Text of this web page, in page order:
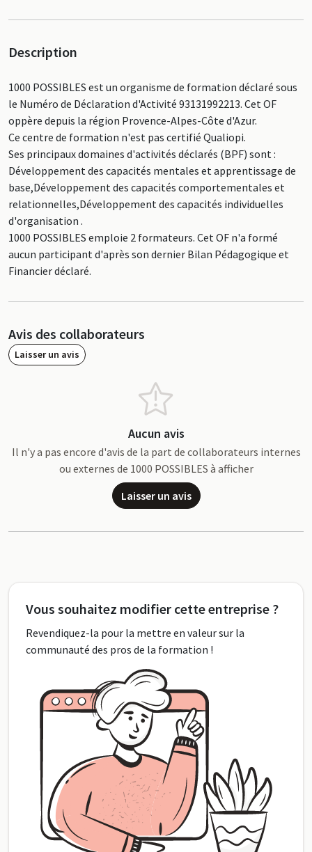
Description
1000 POSSIBLES est un organisme de formation déclaré sous
le Numéro de Déclaration d'Activité 93131992213. Cet OF
oppère depuis la région Provence-Alpes-Côte d'Azur.
Ce centre de formation n'est pas certifié Qualiopi.
Ses principaux domaines d'activités déclarés (BPF) sont :
Développement des capacités mentales et apprentissage de
base,Développement des capacités comportementales et
relationnelles,Développement des capacités individuelles
d'organisation .
1000 POSSIBLES emploie 2 formateurs. Cet OF n'a formé
aucun participant d'après son dernier Bilan Pédagogique et
Financier déclaré.
Avis des collaborateurs
Laisser un avis
Aucun avis
Il n'y a pas encore d'avis de la part de collaborateurs internes
ou externes de 1000 POSSIBLES à afficher
Laisser un avis
Vous souhaitez modifier cette entreprise ?
Revendiquez-la pour la mettre en valeur sur la
communauté des pros de la formation !